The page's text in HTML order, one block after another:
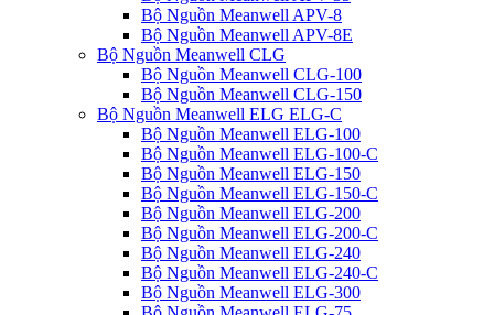
Bộ Nguồn Meanwell APV-8
Bộ Nguồn Meanwell APV-8E
Bộ Nguồn Meanwell CLG
Bộ Nguồn Meanwell CLG-100
Bộ Nguồn Meanwell CLG-150
Bộ Nguồn Meanwell ELG ELG-C
Bộ Nguồn Meanwell ELG-100
Bộ Nguồn Meanwell ELG-100-C
Bộ Nguồn Meanwell ELG-150
Bộ Nguồn Meanwell ELG-150-C
Bộ Nguồn Meanwell ELG-200
Bộ Nguồn Meanwell ELG-200-C
Bộ Nguồn Meanwell ELG-240
Bộ Nguồn Meanwell ELG-240-C
Bộ Nguồn Meanwell ELG-300